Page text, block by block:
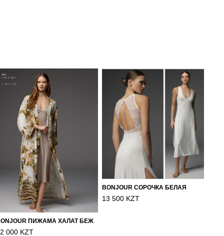
ПИЖАМА ХАЛАТ БЕЖ
000 KZT
BONJOUR СОРОЧКА БЕЛАЯ
13 500 KZT